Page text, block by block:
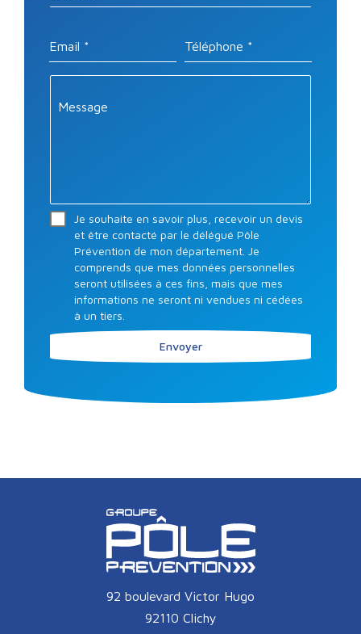
Email * Téléphone *
Message
Je souhaite en savoir plus, recevoir un devis
et être contacté par le délégué Pôle
Prévention de mon département. Je
comprends que mes données personnelles
seront utilisées à ces fins, mais que mes
informations ne seront ni vendues ni cédées
à un tiers.
Envoyer
92 boulevard Victor Hugo
92110 Clichy